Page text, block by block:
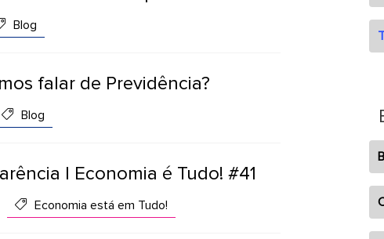
Blog
falar de Previdência?
Blog
| Economia é Tudo! #41
Economia está em Tudo!